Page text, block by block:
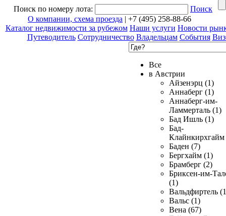
Поиск по номеру лота:
Поиск
О компании, схема проезда | +7 (495) 258-88-66
Каталог недвижимости за рубежом Наши услуги Новости
Путеводитель Сотрудничество Владельцам События
Все
в Австрии
Айзенэрц (1)
Аннаберг (1)
Аннаберг-им-
Ламмерталь (1)
Бад Ишль (1)
Бад-
Клайнкирхгайм
Баден (7)
Бергхайм (1)
Брамберг (2)
Бриксен-им-
(1)
Вальдфиртель
Вальс (1)
Вена (67)